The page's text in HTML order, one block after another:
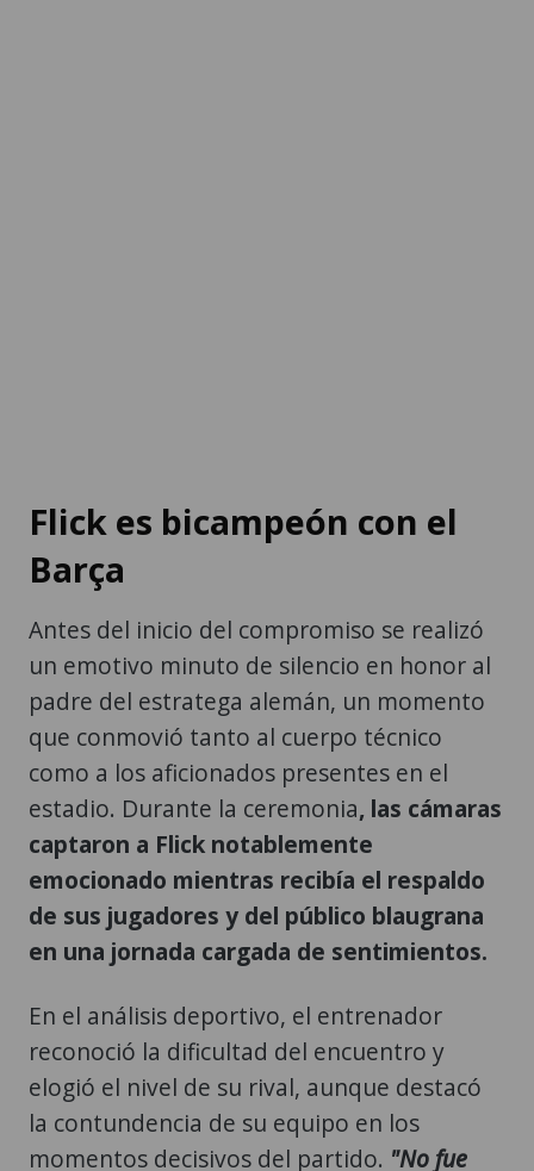
Flick es bicampeón con el
Barça
Antes del inicio del compromiso se realizó
un emotivo minuto de silencio en honor al
padre del estratega alemán, un momento
que conmovió tanto al cuerpo técnico
como a los aficionados presentes en el
estadio. Durante la ceremonia, las cámaras
captaron a Flick notablemente
emocionado mientras recibía el respaldo
de sus jugadores y del público blaugrana
en una jornada cargada de sentimientos.
En el análisis deportivo, el entrenador
reconoció la dificultad del encuentro y
elogió el nivel de su rival, aunque destacó
la contundencia de su equipo en los
momentos decisivos del partido. "No fue